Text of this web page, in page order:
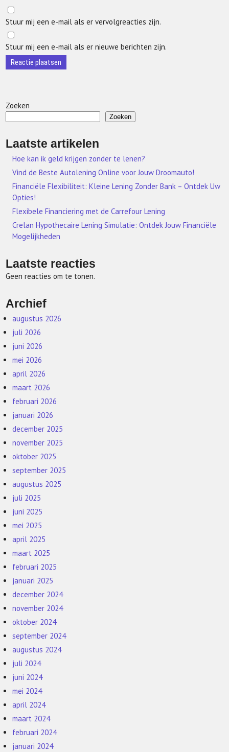
Stuur mij een e-mail als er vervolgreacties zijn.
Stuur mij een e-mail als er nieuwe berichten zijn.
Zoeken
Zoeken
Laatste artikelen
Hoe kan ik geld krijgen zonder te lenen?
Vind de Beste Autolening Online voor Jouw Droomauto!
Financiële Flexibiliteit: Kleine Lening Zonder Bank – Ontdek Uw
Opties!
Flexibele Financiering met de Carrefour Lening
Crelan Hypothecaire Lening Simulatie: Ontdek Jouw Financiële
Mogelijkheden
Laatste reacties
Geen reacties om te tonen.
Archief
augustus 2026
juli 2026
juni 2026
mei 2026
april 2026
maart 2026
februari 2026
januari 2026
december 2025
november 2025
oktober 2025
september 2025
augustus 2025
juli 2025
juni 2025
mei 2025
april 2025
maart 2025
februari 2025
januari 2025
december 2024
november 2024
oktober 2024
september 2024
augustus 2024
juli 2024
juni 2024
mei 2024
april 2024
maart 2024
februari 2024
januari 2024